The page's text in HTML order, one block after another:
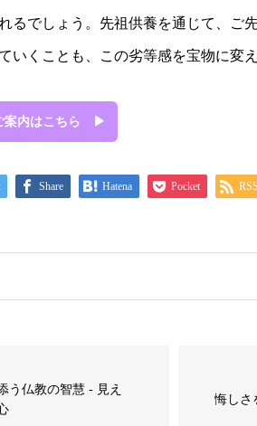
るでしょう。先祖供養を通じて、ご
いくことも、この劣等感を宝物に変
案内はこちら ▶
Share Hatena Pocket RSS
う仏教の智慧 - 見え
悔しさ